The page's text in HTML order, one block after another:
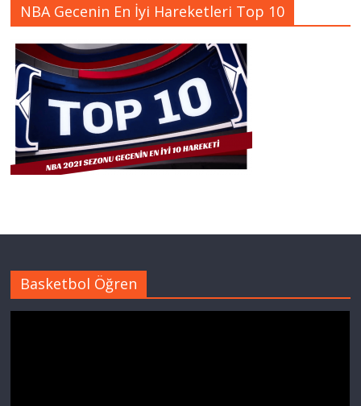
NBA Gecenin En İyi Hareketleri Top 10
Basketbol Öğren